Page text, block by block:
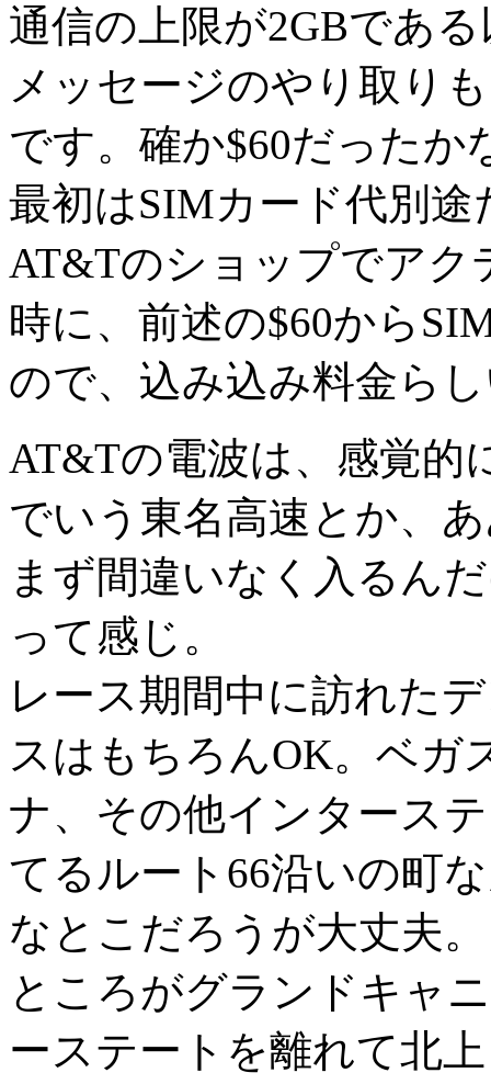
通信の上限が2GBであ
メッセージのやり取り
です。確か$60だったか
最初はSIMカード代別
AT&Tのショップでア
時に、前述の$60から
ので、込み込み料金ら
AT&Tの電波は、感覚的
でいう東名高速とか、
まず間違いなく入るん
って感じ。
レース期間中に訪れた
スはもちろんOK。ベガ
ナ、その他インタース
てるルート66沿いの町
なとこだろうが大丈夫。
ところがグランドキャ
ーステートを離れて北